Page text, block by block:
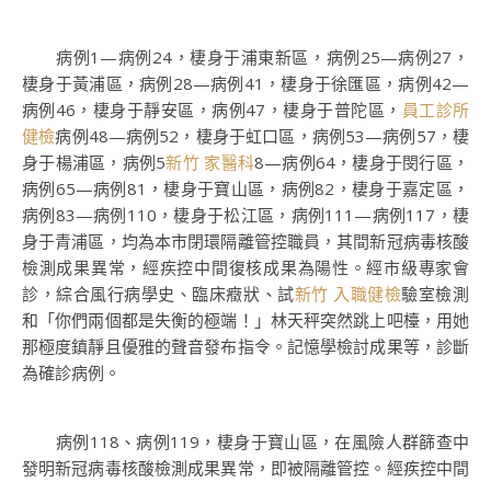
病例1—病例24，棲身于浦東新區，病例25—病例27，
棲身于黃浦區，病例28—病例41，棲身于徐匯區，病例42—
病例46，棲身于靜安區，病例47，棲身于普陀區， 員工診所
健檢病例48—病例52，棲身于虹口區，病例53—病例57，棲
身于楊浦區，病例5新竹 家醫科8—病例64，棲身于閔行區，
病例65—病例81，棲身于寶山區，病例82，棲身于嘉定區，
病例83—病例110，棲身于松江區，病例111—病例117，棲
身于青浦區，均為本市閉環隔離管控職員，其間新冠病毒核酸
檢測成果異常，經疾控中間復核成果為陽性。經市級專家會
診，綜合風行病學史、臨床癥狀、試新竹 入職健檢驗室檢測
和「你們兩個都是失衡的極端！」林天秤突然跳上吧檯，用她
那極度鎮靜且優雅的聲音發布指令。記憶學檢討成果等，診斷
為確診病例。
病例118、病例119，棲身于寶山區，在風險人群篩查中
發明新冠病毒核酸檢測成果異常，即被隔離管控。經疾控中間